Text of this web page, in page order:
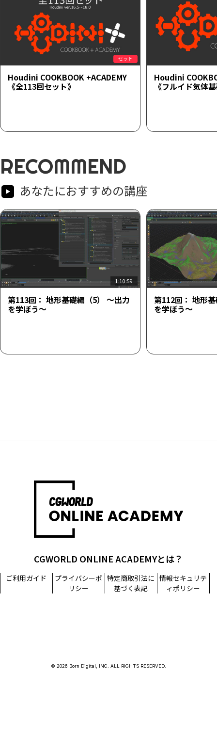
セット
Houdini COOKBOOK +ACADEMY
《全113回セット》
Houdini
《フルイド気体
RECOMMEND
あなたにおすすめの講座
1:10:59
第113回： 地形基礎編（5） ～出力
を学ぼう～
第112回： 地形
を学ぼう～
CGWORLD ONLINE ACADEMYとは？
ご利用ガイド
プライバシーポ
リシー
特定商取引法に
基づく表記
情報セキュリテ
ィポリシー
© 2026 Born Digital, INC. ALL RIGHTS RESERVED.